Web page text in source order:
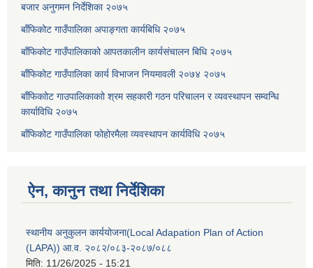
बजार अनुगमन निर्देशिका २०७५
बाँफिकोट गाउँपालिका अपाङ्गता कार्यबिधि २०७५
बाँफिकोट गाउँपालिकाको आपतकालीन कार्यसंचालन बिधि २०७५
बाँफिकोट गाउँपालिका कार्य विभाजन नियमावली २०७४ २०७५
बाँफिकाोट गाउपालिकाकाो श्रम सहकारी गठन परिचालन र व्यवस्थापन सम्वन्धि
कार्याविधि २०७५
बाँफिकोट गाउँपालिका फोहोरमैला व्यवस्थापन कार्यविधि २०७५
ऐन, कानुन तथा निर्देशिका
स्थानीय अनुकुलन कार्ययोजना(Local Adapation Plan of Action
(LAPA)) आ.व. २०८२/०८३-२०८७/०८८
मिति: 11/26/2025 - 15:21